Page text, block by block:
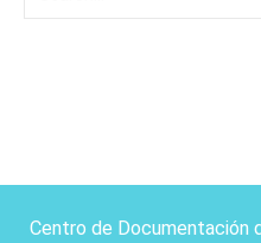
Centro de Documentación